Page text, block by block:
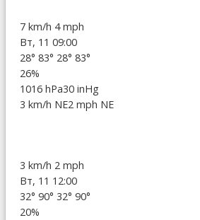
7 km/h 4 mph
Вт, 11 09:00
28° 83° 28° 83°
26%
1016 hPa30 inHg
3 km/h NE2 mph NE
3 km/h 2 mph
Вт, 11 12:00
32° 90° 32° 90°
20%